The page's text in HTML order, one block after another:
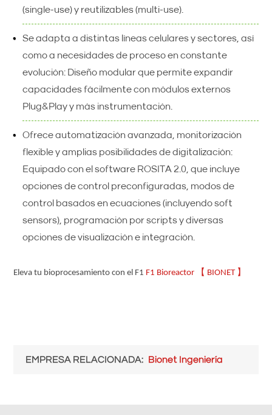
(single-use) y reutilizables (multi-use).
Se adapta a distintas líneas celulares y sectores, así
como a necesidades de proceso en constante
evolución: Diseño modular que permite expandir
capacidades fácilmente con módulos externos
Plug&Play y más instrumentación.
Ofrece automatización avanzada, monitorización
flexible y amplias posibilidades de digitalización:
Equipado con el software ROSITA 2.0, que incluye
opciones de control preconfiguradas, modos de
control basados en ecuaciones (incluyendo soft
sensors), programación por scripts y diversas
opciones de visualización e integración.
Eleva tu bioprocesamiento con el F1 F1 Bioreactor 【 BIONET 】
EMPRESA RELACIONADA Bionet Ingeniería